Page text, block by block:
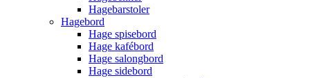
Hagebarstoler
Hagebord
Hage spisebord
Hage kafébord
Hage salongbord
Hage sidebord